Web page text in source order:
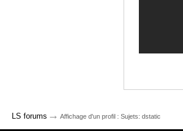
LS forums → Affichage d'un profil : Sujets: dstatic